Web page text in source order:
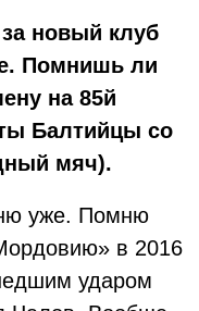
новый клуб
Помнишь ли
на 85й
Балтийцы со
мяч).
уже. Помню
в 2016
ударом